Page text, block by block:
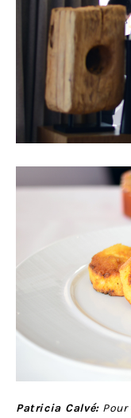
Patricia Calvé:Pour